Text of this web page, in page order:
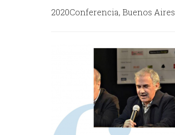
2020Conferencia, Buenos Aires